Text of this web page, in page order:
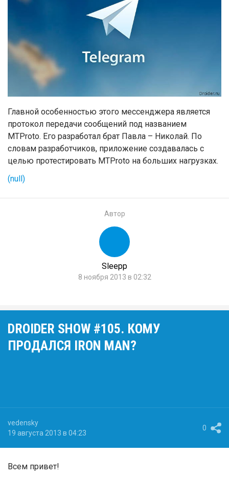
Главной особенностью этого мессенджера является
протокол передачи сообщений под названием
MTProto. Его разработал брат Павла – Николай. По
словам разработчиков, приложение создавалась с
целью протестировать MTProto на больших нагрузках.
(null)
Автор
Sleepp
8 ноября 2013 в 02:32
DROIDER SHOW #105. КОМУ
ПРОДАЛСЯ IRON MAN?
vedensky
19 августа 2013 в 04:23
0
Всем привет!